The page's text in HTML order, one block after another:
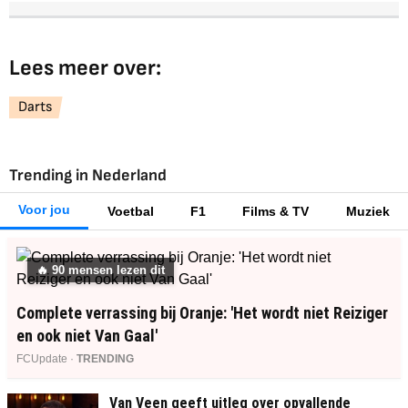
Lees meer over:
Darts
Trending in Nederland
Voor jou Voetbal F1 Films & TV Muziek
🔥 90 mensen lezen dit
Complete verrassing bij Oranje: 'Het wordt niet Reiziger
en ook niet Van Gaal'
FCUpdate · TRENDING
Van Veen geeft uitleg over opvallende